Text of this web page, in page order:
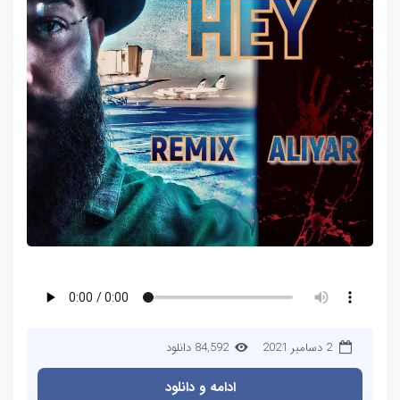
2 دسامبر 2021 84,592 دانلود
ادامه و دانلود